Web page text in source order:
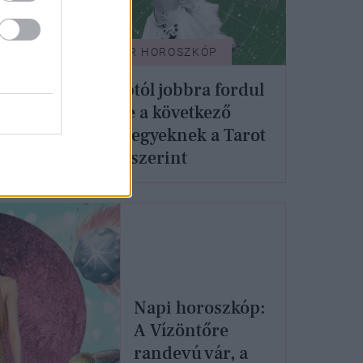
GLAMOUR HOROSZKÓP
Holnaptól jobbra fordul
az élete a következő
csillagjegyeknek a Tarot
kártya szerint
Napi horoszkóp:
A Vízöntőre
randevú vár, a